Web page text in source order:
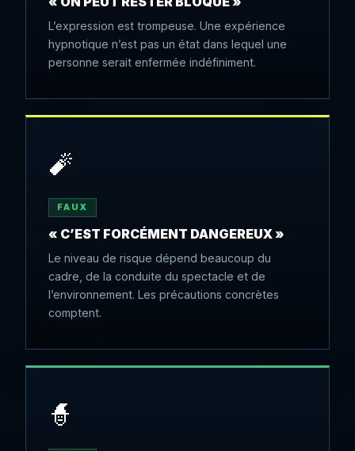
L’expression est trompeuse. Une expérience
hypnotique n’est pas un état dans lequel une
personne serait enfermée indéfiniment.
🧨
FAUX
« C’EST FORCÉMENT DANGEREUX »
Le niveau de risque dépend beaucoup du
cadre, de la conduite du spectacle et de
l’environnement. Les précautions concrètes
comptent.
🧙